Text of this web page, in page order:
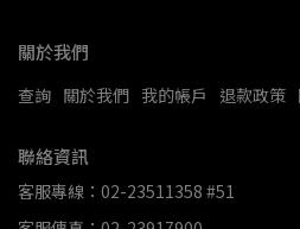
關於我們
查詢 關於我們 我的帳戶 退款政策
聯絡資訊
客服專線：02-23511358 #51